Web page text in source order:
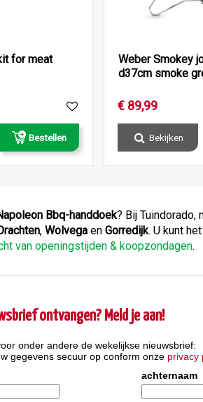
for meat
Bestellen
Weber Smokey
d37cm smoke
€ 89,99
Bekijken
Bbq-handdoek? Bij
, Wolvega en Gorredijk. U kunt
van openingstijden & koopzondagen.
ontvangen? Meld je aan!
onder andere de wekelijkse nieuwsbrief:
gegevens secuur op conform onze privacy
achternaam